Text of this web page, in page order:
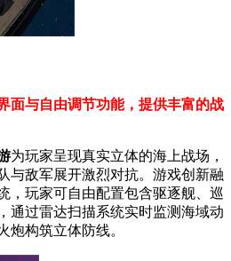
面与自由调节功能，提供丰富的战
为玩家呈现真实立体的海上战场，
与敌军展开激烈对抗。游戏创新融
，玩家可自由配置包含驱逐舰、巡
通过雷达扫描系统实时监测海域动
炮构筑立体防线。